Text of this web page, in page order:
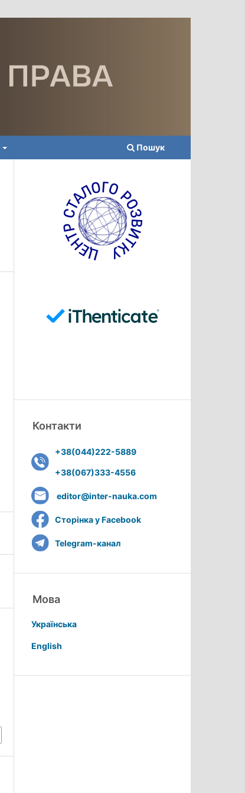
Пошук
Контакти
+38(044)222-5889
+38(067)333-4556
editor@inter-nauka.com
Сторінка у Facebook
Telegram-канал
Мова
Українська
English